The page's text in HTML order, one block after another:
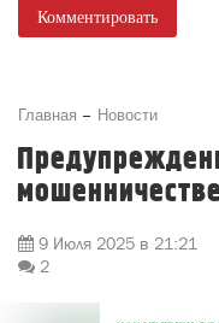
Комментировать
Главная Новости
мошенничестве
9 Июля 2025 в 21:21
2